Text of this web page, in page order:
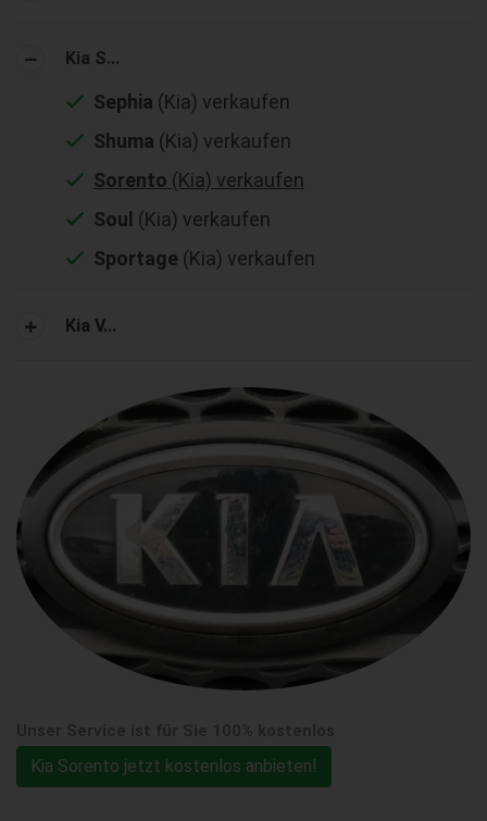
Kia S...
Sephia (Kia) verkaufen
Shuma (Kia) verkaufen
Sorento (Kia) verkaufen
Soul (Kia) verkaufen
Sportage (Kia) verkaufen
Kia V...
Kia Sorento jetzt kostenlos anbieten!